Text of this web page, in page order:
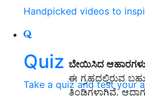
Handpicked videos to
Quiz
Take a quiz and test your
ಬೇಯಿಸಿದ
ಈ ಗ್ರಹದಲ್ಲಿರುವ
ತಿಂಡಿಗಳಾಗಿವೆ.